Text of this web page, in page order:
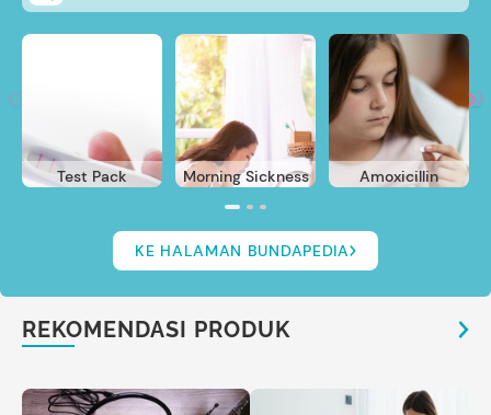
Test Pack Morning Sickness Amoxicillin
KE HALAMAN BUNDAPEDIA
REKOMENDASI PRODUK